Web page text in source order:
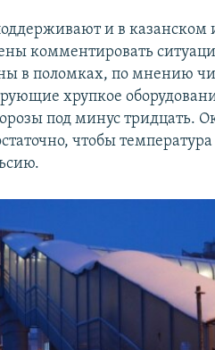
и в казанском
комментировать
в поломках, по мнению
хрупкое
под минус тридцать.
чтобы